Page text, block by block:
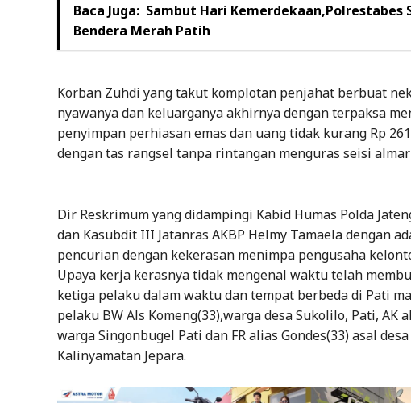
Baca Juga: Sambut Hari Kemerdekaan,Polrestabes
Bendera Merah Patih
Korban Zuhdi yang takut komplotan penjahat berbuat
nyawanya dan keluarganya akhirnya dengan terpaksa
penyimpan perhiasan emas dan uang tidak kurang Rp
dengan tas rangsel tanpa rintangan menguras seisi
Dir Reskrimum yang didampingi Kabid Humas Polda
dan Kasubdit III Jatanras AKBP Helmy Tamaela dengan
pencurian dengan kekerasan menimpa pengusaha
Upaya kerja kerasnya tidak mengenal waktu telah
ketiga pelaku dalam waktu dan tempat berbeda di Pati
pelaku BW Als Komeng(33),warga desa Sukolilo, Pati, AK
warga Singonbugel Pati dan FR alias Gondes(33) asal
Kalinyamatan Jepara.